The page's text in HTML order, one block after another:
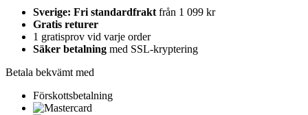
Sverige: Fri standardfrakt från 1 099 kr
Gratis returer
1 gratisprov vid varje order
Säker betalning med SSL-kryptering
Betala bekvämt med
Förskottsbetalning